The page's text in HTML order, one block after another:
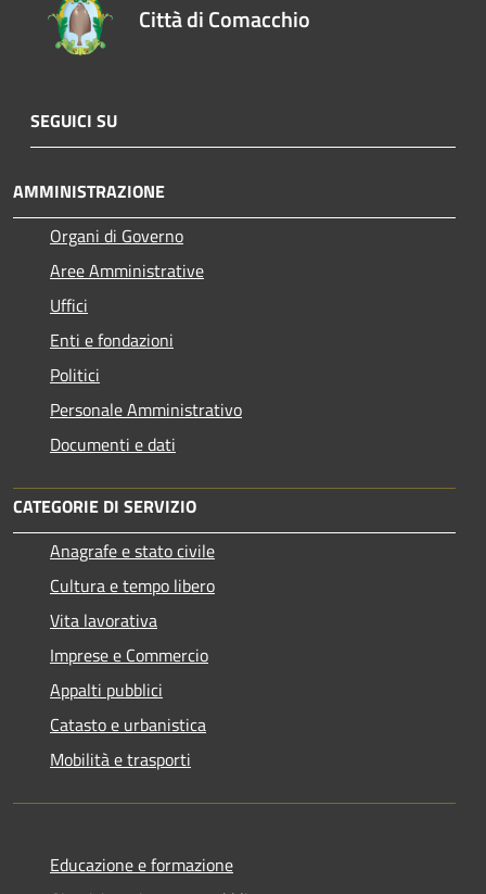
Città di Comacchio
SEGUICI SU
AMMINISTRAZIONE
Organi di Governo
Aree Amministrative
Uffici
Enti e fondazioni
Politici
Personale Amministrativo
Documenti e dati
CATEGORIE DI SERVIZIO
Anagrafe e stato civile
Cultura e tempo libero
Vita lavorativa
Imprese e Commercio
Appalti pubblici
Catasto e urbanistica
Mobilità e trasporti
Educazione e formazione